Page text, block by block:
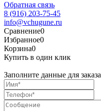
Обратная связь
8 (916) 203-75-45
info@vchugune.ru
Сравнение0
Избранное0
Корзина0
Купить в один клик
Заполните данные для заказа